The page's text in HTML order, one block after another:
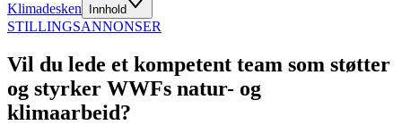
Klimadesken Innhold
STILLINGSANNONSER
Vil du lede et kompetent team som støtter
og styrker WWFs natur- og
klimaarbeid?